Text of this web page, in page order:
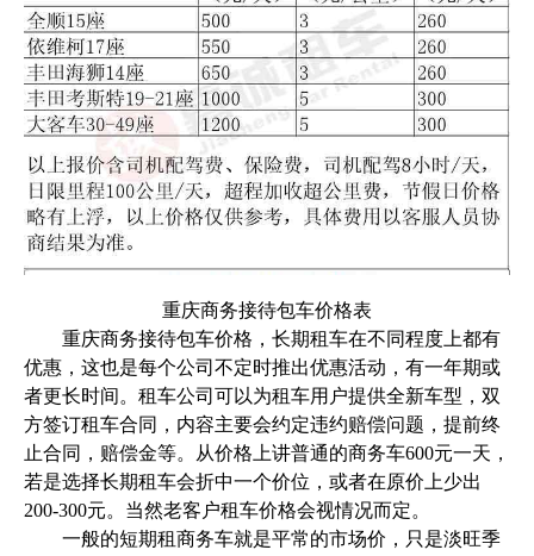
重庆商务接待包车价格表
重庆商务接待包车价格，长期租车在不同程度上都有
优惠，这也是每个公司不定时推出优惠活动，有一年期或
者更长时间。租车公司可以为租车用户提供全新车型，双
方签订租车合同，内容主要会约定违约赔偿问题，提前终
止合同，赔偿金等。从价格上讲普通的商务车600元一天，
若是选择长期租车会折中一个价位，或者在原价上少出
200-300元。当然老客户租车价格会视情况而定。
一般的短期租商务车就是平常的市场价，只是淡旺季